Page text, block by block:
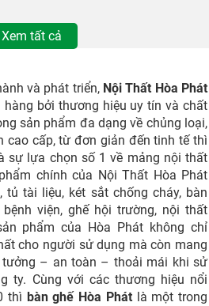
Xem tất cả
và phát triển, Nội Thất Hòa Phát
bởi thương hiệu uy tín và chất
sản phẩm đa dạng về chủng loại,
cao cấp, từ đơn giản đến tinh tế thì
sự lựa chọn số 1 về mảng nội thất
chính của Nội Thất Hòa Phát
, tủ tài liệu, két sắt chống cháy, bàn
viện, ghế hội trường, nội thất
phẩm của Hòa Phát không chỉ
cho người sử dụng mà còn mang
– an toàn – thoải mái khi sử
ty. Cùng với các thương hiệu nổi
thì bàn ghế Hòa Phátlà một trong